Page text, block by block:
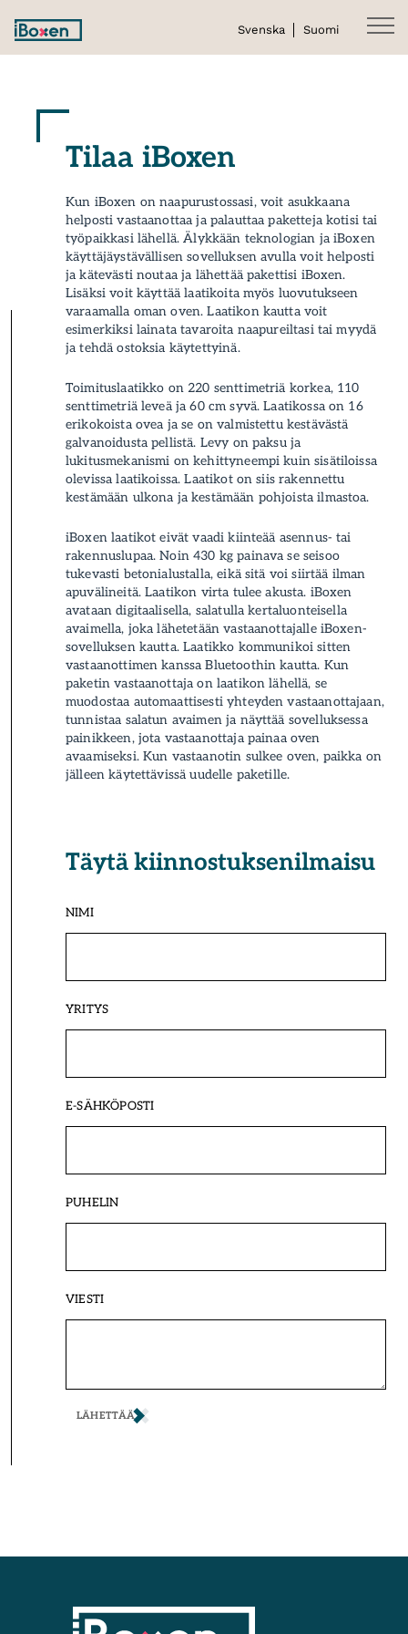
Svenska Suomi
Tilaa iBoxen
Kun iBoxen on naapurustossasi, voit asukkaana
helposti vastaanottaa ja palauttaa paketteja kotisi tai
työpaikkasi lähellä. Älykkään teknologian ja iBoxen
käyttäjäystävällisen sovelluksen avulla voit helposti
ja kätevästi noutaa ja lähettää pakettisi iBoxen.
Lisäksi voit käyttää laatikoita myös luovutukseen
varaamalla oman oven. Laatikon kautta voit
esimerkiksi lainata tavaroita naapureiltasi tai myydä
ja tehdä ostoksia käytettyinä.
Toimituslaatikko on 220 senttimetriä korkea, 110
senttimetriä leveä ja 60 cm syvä. Laatikossa on 16
erikokoista ovea ja se on valmistettu kestävästä
galvanoidusta pellistä. Levy on paksu ja
lukitusmekanismi on kehittyneempi kuin sisätiloissa
olevissa laatikoissa. Laatikot on siis rakennettu
kestämään ulkona ja kestämään pohjoista ilmastoa.
iBoxen laatikot eivät vaadi kiinteää asennus- tai
rakennuslupaa. Noin 430 kg painava se seisoo
tukevasti betonialustalla, eikä sitä voi siirtää ilman
apuvälineitä. Laatikon virta tulee akusta. iBoxen
avataan digitaalisella, salatulla kertaluonteisella
avaimella, joka lähetetään vastaanottajalle iBoxen-
sovelluksen kautta. Laatikko kommunikoi sitten
vastaanottimen kanssa Bluetoothin kautta. Kun
paketin vastaanottaja on laatikon lähellä, se
muodostaa automaattisesti yhteyden vastaanottajaan,
tunnistaa salatun avaimen ja näyttää sovelluksessa
painikkeen, jota vastaanottaja painaa oven
avaamiseksi. Kun vastaanotin sulkee oven, paikka on
jälleen käytettävissä uudelle paketille.
Täytä kiinnostuksenilmaisu
NIMI
YRITYS
E-SÄHKÖPOSTI
PUHELIN
VIESTI